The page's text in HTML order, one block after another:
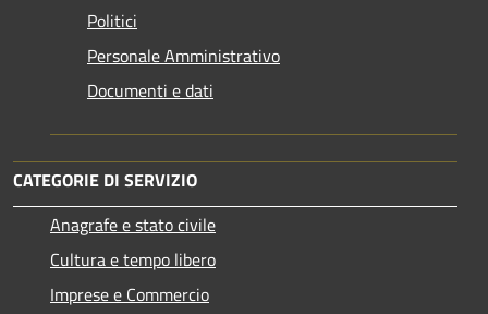
Politici
Personale Amministrativo
Documenti e dati
CATEGORIE DI SERVIZIO
Anagrafe e stato civile
Cultura e tempo libero
Imprese e Commercio